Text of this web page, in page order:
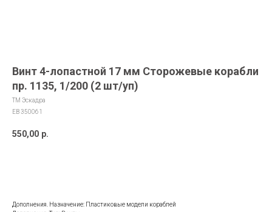
Винт 4-лопастной 17 мм Сторожевые корабли
пр. 1135, 1/200 (2 шт/уп)
ТМ Эскадра
EB 350061
550,00 р.
Дополнения. Назначение: Пластиковые модели кораблей